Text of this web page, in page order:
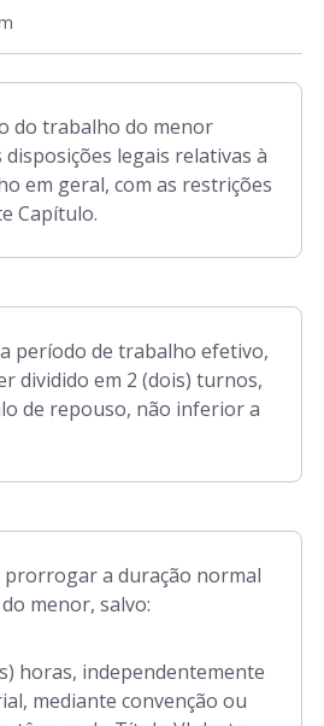
do trabalho do menor
legais relativas à
em geral, com as restrições
Capítulo.
período de trabalho efetivo,
dividido em 2 (dois) turnos,
de repouso, não inferior a
prorrogar a duração normal
menor, salvo:
horas, independentemente
mediante convenção ou